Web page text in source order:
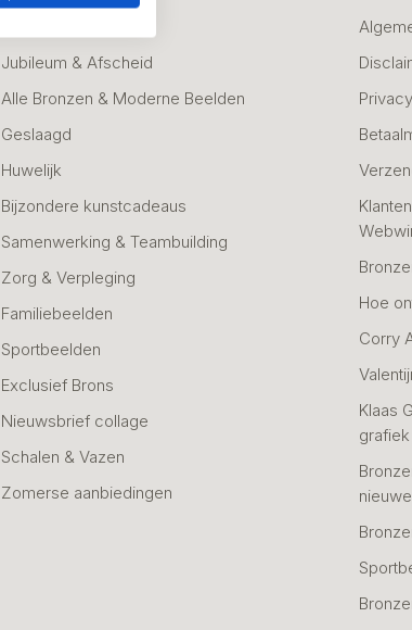
Jubileum & Afscheid
Alle Bronzen & Moderne Beelden
Geslaagd
Huwelijk
Bijzondere kunstcadeaus
Samenwerking & Teambuilding
Zorg & Verpleging
Familiebeelden
Sportbeelden
Exclusief Brons
Nieuwsbrief collage
Schalen & Vazen
Zomerse aanbiedingen
Hoe
Corry
Klaas
grafiek